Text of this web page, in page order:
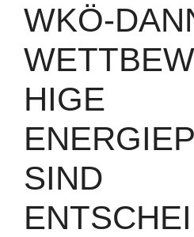
WKÖ-
HIGE
SIND